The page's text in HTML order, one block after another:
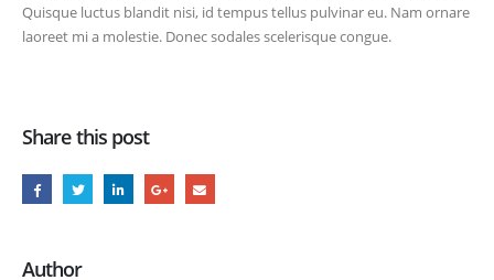
Quisque luctus blandit nisi, id tempus tellus pulvinar eu. Nam ornare
laoreet mi a molestie. Donec sodales scelerisque congue.
Share this post
Author